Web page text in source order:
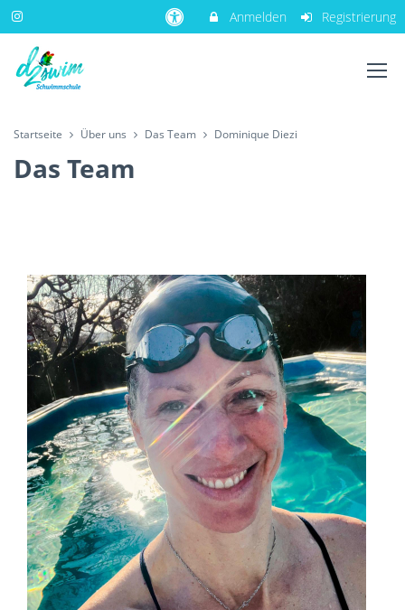
Anmelden Registrierung
Startseite Über uns Das Team Dominique Diezi
Das Team